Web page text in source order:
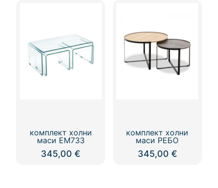
комплект холни
маси ЕМ733
345,00€
комплект холни
маси РЕБО
345,00 €